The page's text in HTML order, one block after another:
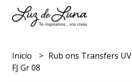
Inicio Rub ons Transfers UV
FJ Gr 08